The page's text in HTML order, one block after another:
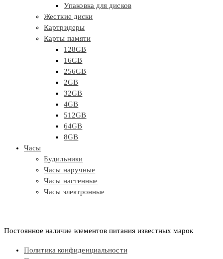
Упаковка для дисков
Жесткие диски
Картридеры
Карты памяти
128GB
16GB
256GB
2GB
32GB
4GB
512GB
64GB
8GB
Часы
Будильники
Часы наручные
Часы настенные
Часы электронные
Постоянное наличие элементов питания известных марок
Политика конфиденциальности